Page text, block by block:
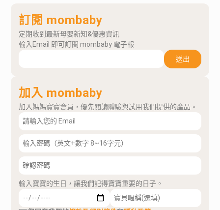
訂閱 mombaby
定期收到最新母嬰新知&優惠資訊
輸入Email 即可訂閱 mombaby 電子報
送出
加入 mombaby
加入媽媽寶寶會員，優先閱讀體驗與試用我們提供的產品。
輸入寶寶的生日，讓我們記得寶寶重要的日子。